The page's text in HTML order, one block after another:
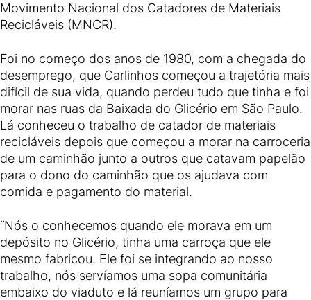
Movimento Nacional dos Catadores de Materiais
Recicláveis (MNCR).
Foi no começo dos anos de 1980, com a chegada do
desemprego, que Carlinhos começou a trajetória mais
difícil de sua vida, quando perdeu tudo que tinha e foi
morar nas ruas da Baixada do Glicério em São Paulo.
Lá conheceu o trabalho de catador de materiais
recicláveis depois que começou a morar na carroceria
de um caminhão junto a outros que catavam papelão
para o dono do caminhão que os ajudava com
comida e pagamento do material.
“Nós o conhecemos quando ele morava em um
depósito no Glicério, tinha uma carroça que ele
mesmo fabricou. Ele foi se integrando ao nosso
trabalho, nós servíamos uma sopa comunitária
embaixo do viaduto e lá reuníamos um grupo para